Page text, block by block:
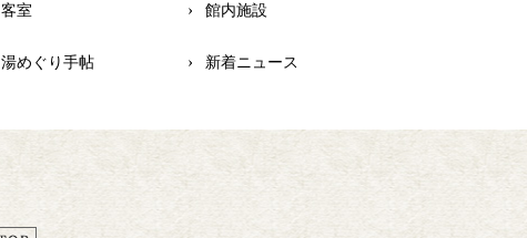
客室 館内施設
湯めぐり手帖 新着ニュース